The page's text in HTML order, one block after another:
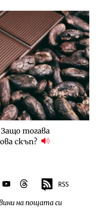
тогава
скъп?
youtubethreads RSS
на пощата си